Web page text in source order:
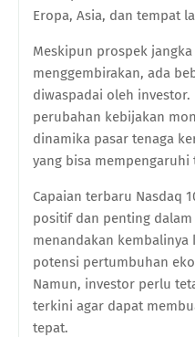
Eropa, Asia, dan tempat
Meskipun prospek
menggembirakan, ada
diwaspadai oleh
perubahan kebijakan
dinamika pasar tenaga
yang bisa mempengaruhi
Capaian terbaru Nasdaq
positif dan penting
menandakan kembalinya
potensi pertumbuhan
Namun, investor perlu
terkini agar dapat
tepat.